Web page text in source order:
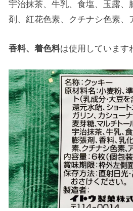
宇治抹茶、牛乳、食塩、玉露、
剤、紅花色素、クチナシ色素、
香料、着色料は使用しています